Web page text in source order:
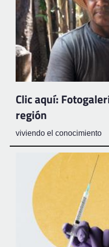
Clic aquí:
región
viviendo el conocimiento